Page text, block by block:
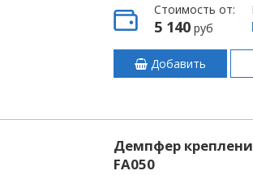
Стоимость от:
5 140руб
Добавить
Демпфер
FA050